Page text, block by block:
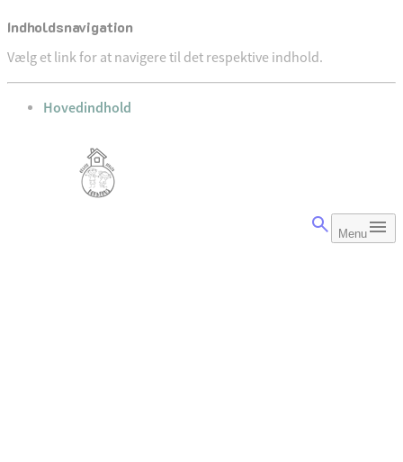
Indholdsnavigation
Vælg et link for at navigere til det respektive indhold.
gå til
Hovedindhold
Menu